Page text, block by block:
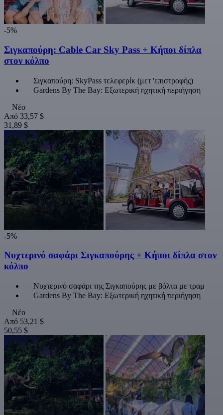
-5%
Σιγκαπούρη: Cable Car Sky Pass + Κήποι δίπλα
στον κόλπο
Σιγκαπούρη: SkyPass τελεφερίκ (μετ 'επιστροφής)
Gardens By The Bay: Εξωτερική ηχητική περιήγηση
Νέο
Από 33,57 $
31,89 $
-5%
Νυχτερινό σαφάρι Σιγκαπούρης + Κήποι δίπλα στον
κόλπο
Νυχτερινό σαφάρι της Σιγκαπούρης με βόλτα με τραμ
Gardens By The Bay: Εξωτερική ηχητική περιήγηση
Νέο
Από 53,21 $
50,55 $